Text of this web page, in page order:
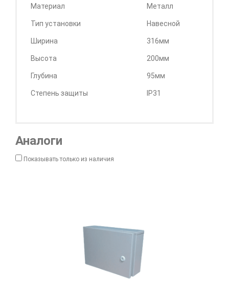
Материал Металл
Тип установки Навесной
Ширина 316мм
Высота 200мм
Глубина 95мм
Степень защиты IP31
Аналоги
Показывать только из наличия